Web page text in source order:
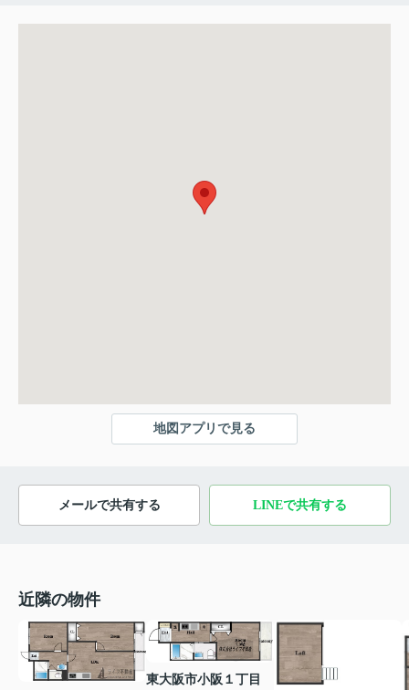
地図アプリで見る
メールで共有する LINEで共有する
近隣の物件
東大阪市小阪１丁目